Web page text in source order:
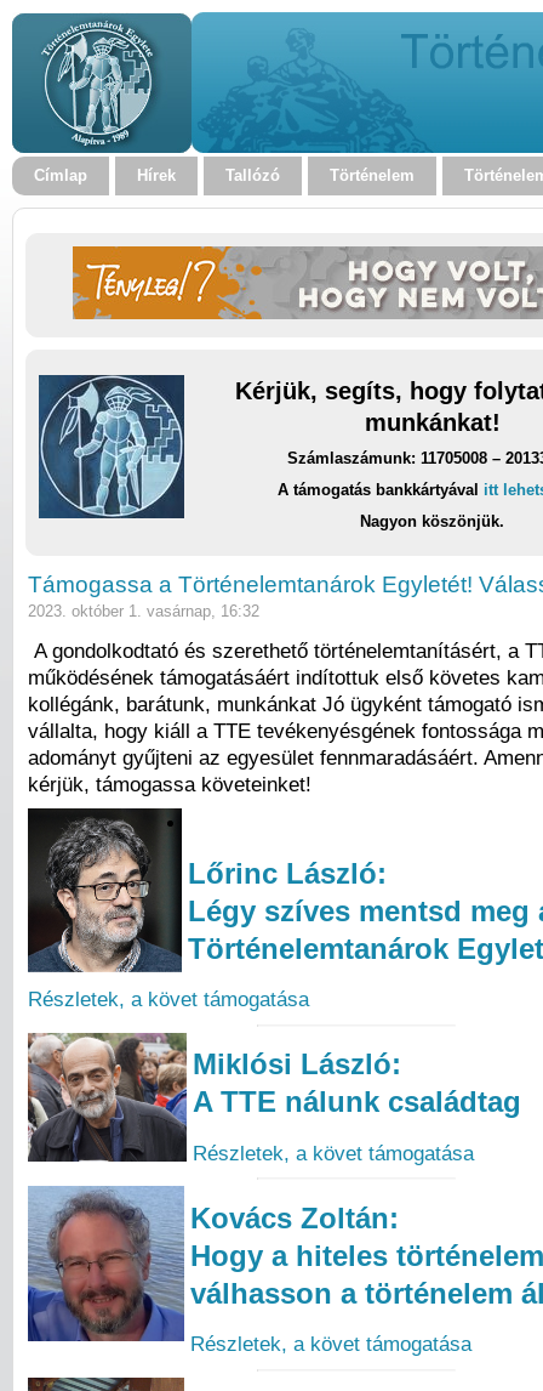
Címlap Hírek Tallózó Történelem
Kérjük, segíts, hogy
munkánkat!
Számlaszámunk: 11705008 –
A támogatás bankkártyával itt
Nagyon köszönjük.
Támogassa a Történelemtanárok Egyletét!
2023. október 1. vasárnap, 16:32
A gondolkodtató és szerethető történelemtanításért, a
működésének támogatásáért indítottuk első követes
kollégánk, barátunk, munkánkat Jó ügyként támogató
vállalta, hogy kiáll a TTE tevékenyésgének fontossága
adományt gyűjteni az egyesület fennmaradásáért.
kérjük, támogassa követeinket!
Lőrinc László:
Légy szíves mentsd meg
Történelemtanárok
Részletek, a követ támogatása
Miklósi László:
A TTE nálunk családtag
Részletek, a követ támogatása
Kovács Zoltán:
Hogy a hiteles
válhasson a történelem
Részletek, a követ támogatása